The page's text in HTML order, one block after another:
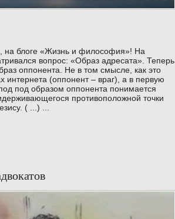
на блоге «Жизнь и философия»! На
вопрос: «Образ адресата». Теперь
оппонента. Не в том смысле, как это
интернета (оппонент – враг), а в первую
под образом оппонента понимается
противоположной точки
( ...) ...